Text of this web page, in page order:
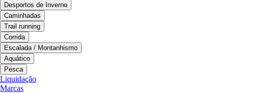
Desportos de Inverno
Caminhadas
Trail running
Corrida
Escalada / Montanhismo
Aquático
Pesca
Liquidação
Marcas